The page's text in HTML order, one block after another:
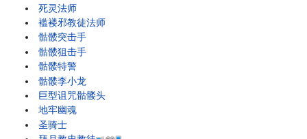
死灵法师
褴褛邪教徒法师
骷髅突击手
骷髅狙击手
骷髅特警
骷髅李小龙
巨型诅咒骷髅头
地牢幽魂
圣骑士